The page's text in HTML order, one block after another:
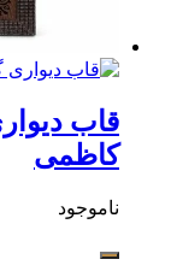
کاظمی
ناموجود